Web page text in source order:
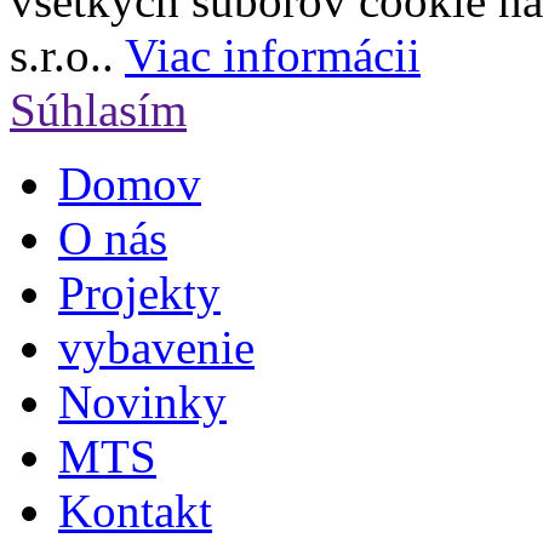
s.r.o.. Viac informácii
Súhlasím
Domov
O nás
Projekty
vybavenie
Novinky
MTS
Kontakt